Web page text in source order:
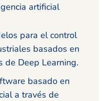
artificial
para el control
basados en
de Deep Learning.
basado en
a través de